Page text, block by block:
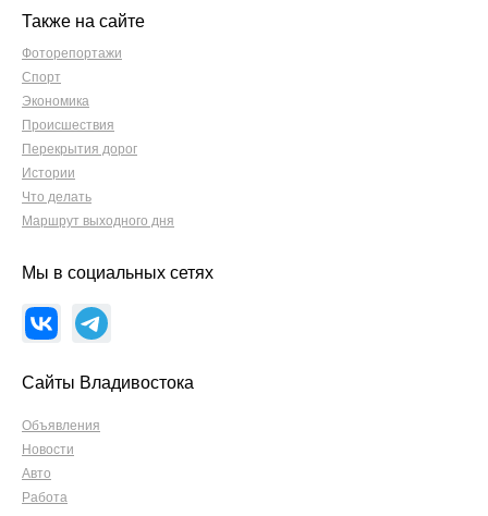
Также на сайте
Фоторепортажи
Спорт
Экономика
Происшествия
Перекрытия дорог
Истории
Что делать
Маршрут выходного дня
Мы в социальных сетях
Сайты Владивостока
Объявления
Новости
Авто
Работа